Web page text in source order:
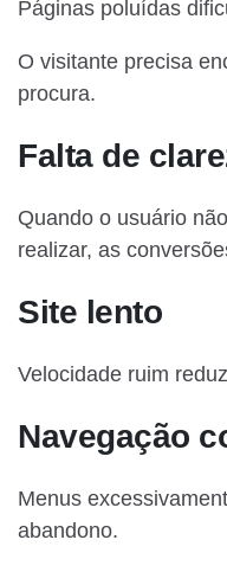
Páginas poluídas
O visitante precisa
procura.
Falta de
Quando o usuário
realizar, as
Site lento
Velocidade ruim
Navegação
Menus
abandono.